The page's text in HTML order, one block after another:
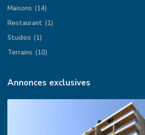
Maisons (14)
Restaurant (1)
Studios (1)
Terrains (10)
Annonces exclusives